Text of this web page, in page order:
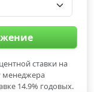
ставки на
менеджера
14.9% годовых.